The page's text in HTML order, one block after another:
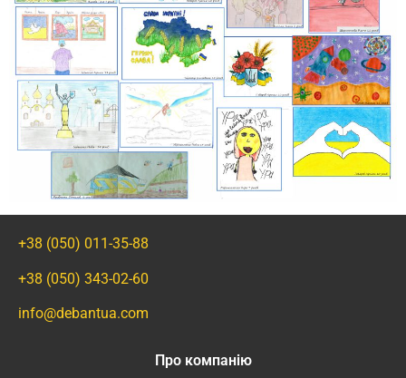
+38 (050) 011-35-88
+38 (050) 343-02-60
info@debantua.com
Про компанію